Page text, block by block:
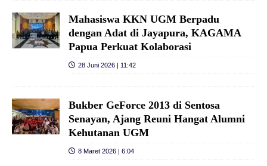
Mahasiswa KKN UGM Berpadu
dengan Adat di Jayapura, KAGAMA
Papua Perkuat Kolaborasi
28 Juni 2026 | 11:42
Bukber GeForce 2013 di Sentosa
Senayan, Ajang Reuni Hangat Alumni
Kehutanan UGM
8 Maret 2026 | 6:04